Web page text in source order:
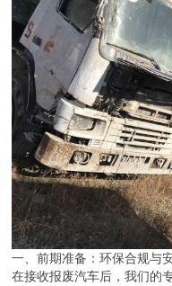
一、前期准备：环保合规与
在接收报废汽车后，我们的